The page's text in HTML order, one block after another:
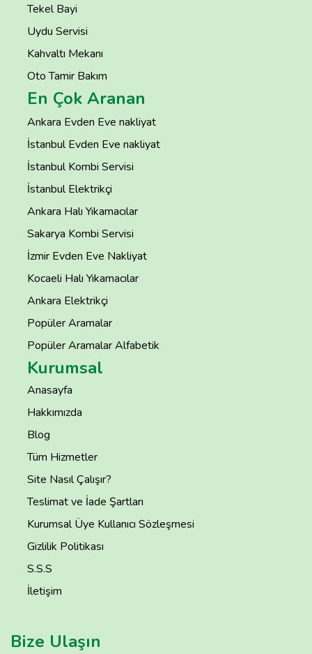
Tekel Bayi
Uydu Servisi
Kahvaltı Mekanı
Oto Tamir Bakım
En Çok Aranan
Ankara Evden Eve nakliyat
İstanbul Evden Eve nakliyat
İstanbul Kombi Servisi
İstanbul Elektrikçi
Ankara Halı Yıkamacılar
Sakarya Kombi Servisi
İzmir Evden Eve Nakliyat
Kocaeli Halı Yıkamacılar
Ankara Elektrikçi
Popüler Aramalar
Popüler Aramalar Alfabetik
Kurumsal
Anasayfa
Hakkımızda
Blog
Tüm Hizmetler
Site Nasıl Çalışır?
Teslimat ve İade Şartları
Kurumsal Üye Kullanıcı Sözleşmesi
Gizlilik Politikası
S.S.S
İletişim
Bize Ulaşın